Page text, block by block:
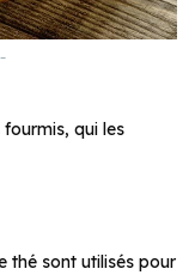
fourmis, qui les
thé sont utilisés pour